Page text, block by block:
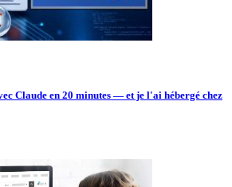
Claude en 20 minutes — et je l'ai hébergé chez